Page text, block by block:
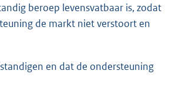
beroep levensvatbaar is, zodat
de markt niet verstoort en
en dat de ondersteuning